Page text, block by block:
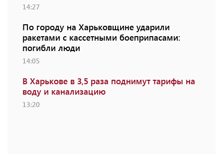
14:27
По городу на Харьковщине ударили
ракетами с кассетными боеприпасами:
погибли люди
14:05
В Харькове в 3,5 раза поднимут тарифы на
воду и канализацию
13:20